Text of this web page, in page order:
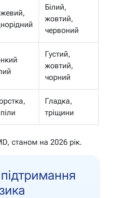
Білий,
жовтий,
червоний
Густий,
жовтий,
чорний
Гладка,
тріщини
станом на 2026 рік.